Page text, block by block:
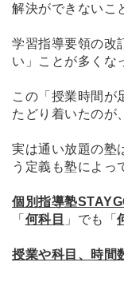
解決ができないこ
学習指導要領の改
い」ことが多くな
この 「授業時間が
たどり着いたのが、
実は通い放題の塾
う定義 も塾によっ
個別指導塾
「 何科目 」でも「
授業や科目、時間